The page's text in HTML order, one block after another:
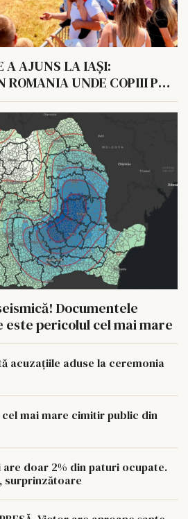
A AJUNS LA IAȘI:
ROMANIA UNDE COPIII POT
Documentele
este pericolul cel mai mare
acuzațiile aduse la ceremonia
mai mare cimitir public din
are doar 2% din paturi ocupate.
surprinzătoare